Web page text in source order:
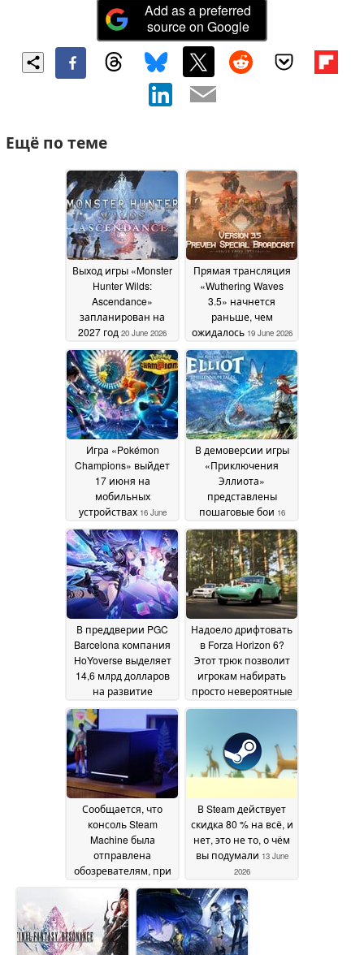
Add as a preferred
source on Google
Ещё по теме
Выход игры «Monster
Hunter Wilds:
Ascendance»
запланирован на
2027 год 20 June 2026
Прямая трансляция
«Wuthering Waves
3.5» начнется
раньше, чем
ожидалось 19 June 2026
Игра «Pokémon
Champions» выйдет
17 июня на
мобильных
устройствах 16 June
2026
В демоверсии игры
«Приключения
Эллиота»
представлены
пошаговые бои 16
June 2026
В преддверии PGC
Barcelona компания
HoYoverse выделяет
14,6 млрд долларов
на развитие
искусственного
интеллекта
14 June
Надоело дрифтовать
в Forza Horizon 6?
Этот трюк позволит
игрокам набирать
просто невероятные
очки13 June 2026
Сообщается, что
консоль Steam
Machine была
отправлена
обозревателям, при
этом стали известны
сроки снятия
эмбарго и
содержимое
комплекта поставки
В Steam действует
скидка 80 % на всё, и
нет, это не то, о чём
вы подумали 13 June
2026